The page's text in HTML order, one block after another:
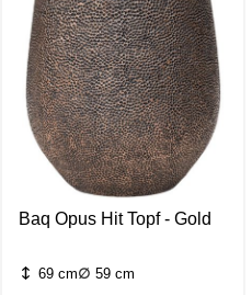
Baq Opus Hit Topf - Gold
69 cm 59 cm